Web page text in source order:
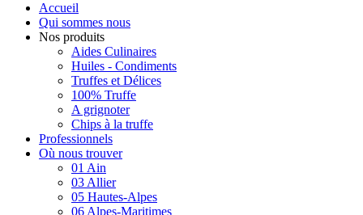
Accueil
Qui sommes nous
Nos produits
Aides Culinaires
Huiles - Condiments
Truffes et Délices
100% Truffe
A grignoter
Chips à la truffe
Professionnels
Où nous trouver
01 Ain
03 Allier
05 Hautes-Alpes
06 Alpes-Maritimes